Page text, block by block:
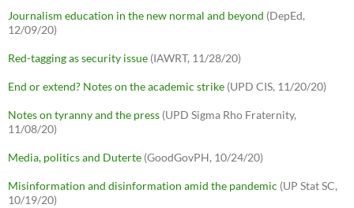
Journalism education in the new normal and beyond (DepEd,
12/09/20)
Red-tagging as security issue (IAWRT, 11/28/20)
End or extend? Notes on the academic strike (UPD CIS, 11/20/20)
Notes on tyranny and the press (UPD Sigma Rho Fraternity,
11/08/20)
Media, politics and Duterte (GoodGovPH, 10/24/20)
Misinformation and disinformation amid the pandemic (UP Stat SC,
10/19/20)